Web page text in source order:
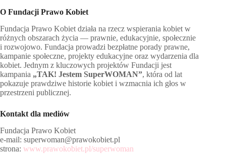
O Fundacji Prawo Kobiet
Fundacja Prawo Kobiet działa na rzecz wspierania kobiet w
różnych obszarach życia — prawnie, edukacyjnie, społecznie
i rozwojowo. Fundacja prowadzi bezpłatne porady prawne,
kampanie społeczne, projekty edukacyjne oraz wydarzenia dla
kobiet. Jednym z kluczowych projektów Fundacji jest
kampania „TAK! Jestem SuperWOMAN”, która od lat
pokazuje prawdziwe historie kobiet i wzmacnia ich głos w
przestrzeni publicznej.
Kontakt dla mediów
Fundacja Prawo Kobiet
e-mail: superwoman@prawokobiet.pl
strona: www.prawokobiet.pl/superwoman